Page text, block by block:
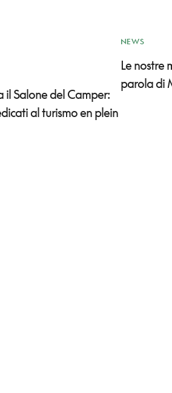
il Salone del Camper:
al turismo en plein
NEWS
Le nostre
parola di